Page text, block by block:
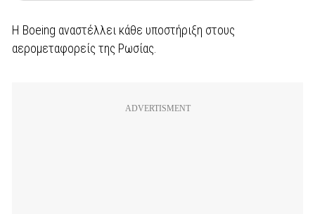
Η Boeing αναστέλλει κάθε υποστήριξη στους
αερομεταφορείς της Ρωσίας.